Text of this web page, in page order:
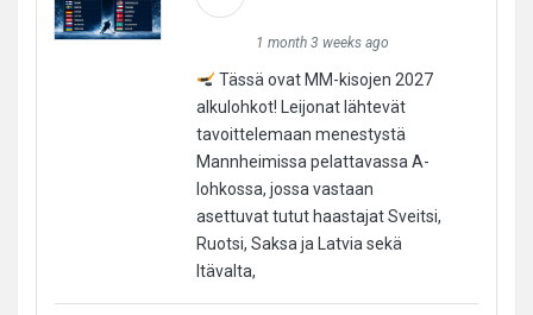
1 month 3 weeks ago
Tässä ovat MM-kisojen 2027
alkulohkot! Leijonat lähtevät
tavoittelemaan menestystä
Mannheimissa pelattavassa A-
lohkossa, jossa vastaan
asettuvat tutut haastajat Sveitsi,
Ruotsi, Saksa ja Latvia sekä
Itävalta,